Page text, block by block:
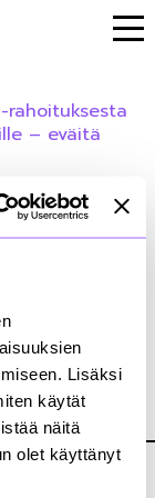
Lisäksi
käytät
näitä
olet käyttänyt
rahoituksesta
– eväitä
ja